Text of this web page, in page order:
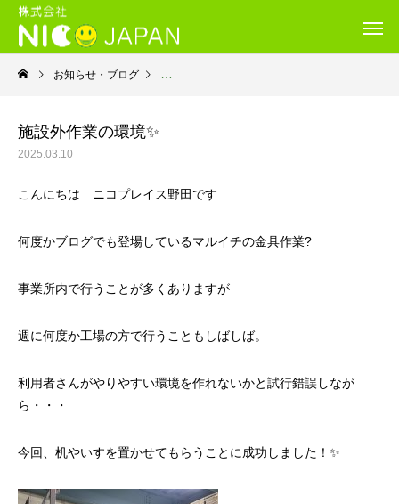
お知らせ・ブログ 就労継続支援Ｂ型・ニコプレイス
施設外作業の環境✨
2025.03.10
こんにちは ニコプレイス野田です
何度かブログでも登場しているマルイチの金具作業?
事業所内で行うことが多くありますが
週に何度か工場の方で行うこともしばしば。
利用者さんがやりやすい環境を作れないかと試行錯誤しなが
ら・・・
今回、机やいすを置かせてもらうことに成功しました！✨